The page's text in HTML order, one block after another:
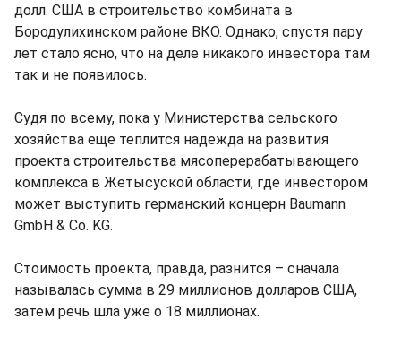
долл. США в строительство комбината в
Бородулихинском районе ВКО. Однако, спустя пару
лет стало ясно, что на деле никакого инвестора там
так и не появилось.
Судя по всему, пока у Министерства сельского
хозяйства еще теплится надежда на развития
проекта строительства мясоперерабатывающего
комплекса в Жетысуской области, где инвестором
может выступить германский концерн Baumann
GmbH & Co. KG.
Стоимость проекта, правда, разнится – сначала
называлась сумма в 29 миллионов долларов США,
затем речь шла уже о 18 миллионах.